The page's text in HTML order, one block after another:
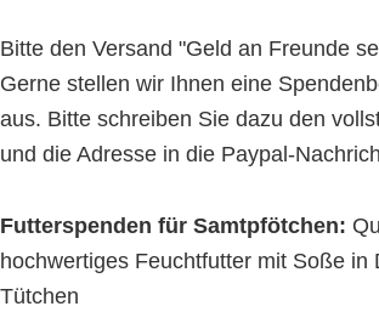
Bitte den Versand "Geld an Freunde
Gerne stellen wir Ihnen eine
aus. Bitte schreiben Sie dazu den
und die Adresse in die Paypal-
Futterspenden für Samtpfötchen:
hochwertiges Feuchtfutter mit Soße in
Tütchen